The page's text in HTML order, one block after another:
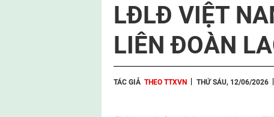
LĐLĐ VIỆT
LIÊN ĐOÀN
TÁC GIẢ THEO TTXVN THỨ SÁU, 12/06/2026